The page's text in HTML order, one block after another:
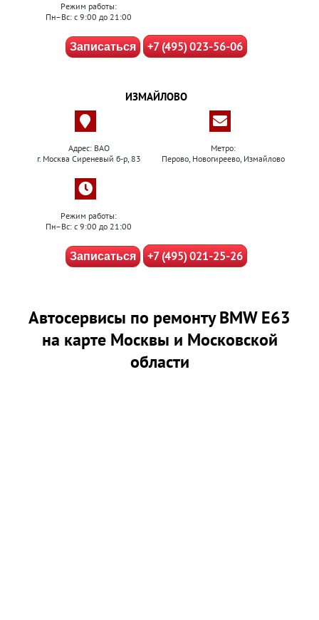
Режим работы:
Пн–Вс: с 9:00 до 21:00
Записаться +7 (495) 023-56-06
ИЗМАЙЛОВО
Адрес: ВАО
г. Москва Сиреневый б-р, 83
Метро:
Перово, Новогиреево, Измайлово
Режим работы:
Пн–Вс: с 9:00 до 21:00
Записаться +7 (495) 021-25-26
Автосервисы по ремонту BMW E63
на карте Москвы и Московской
области